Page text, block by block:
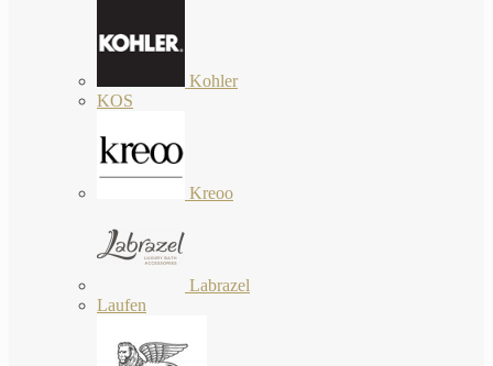
Kohler
KOS
Kreoo
Labrazel
Laufen